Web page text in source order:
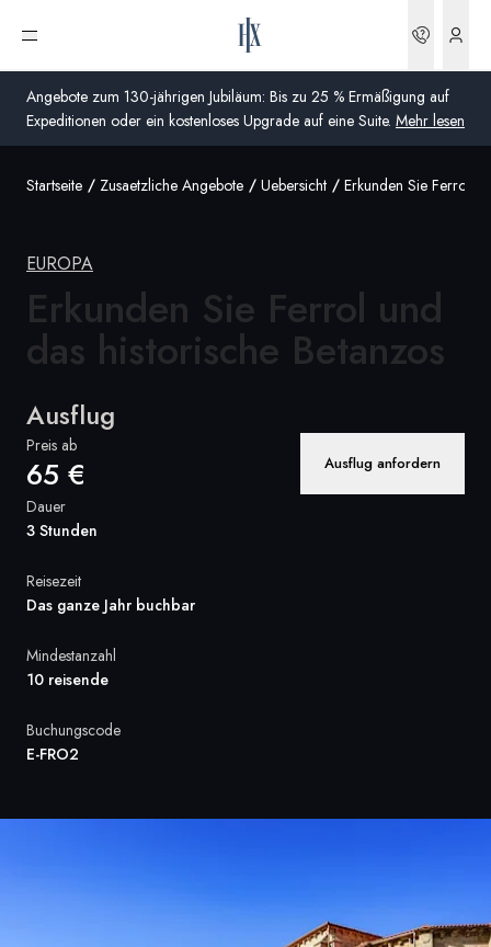
Angebote zum 130-jährigen Jubiläum: Bis zu 25 % Ermäßigung auf
Expeditionen oder ein kostenloses Upgrade auf eine Suite. Mehr lesen
Menü öffnen
Deutschland
Vereinigtes Königreich (England, Schottland, Wales
und Nordirland)
USA
Deutschland
Dänemark
Norwegen
Global
Startseite Zusaetzliche Angebote Uebersicht Erkunden Sie Ferrol
EUROPA
Erkunden Sie Ferrol und
das historische Betanzos
Ausflug
Preis ab
65 € Ausflug anfordern
Dauer
3 Stunden
Reisezeit
Das ganze Jahr buchbar
Mindestanzahl
10 reisende
Buchungscode
E-FRO2